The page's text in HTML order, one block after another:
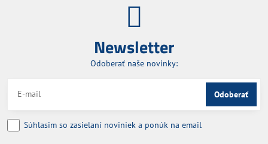
Newsletter
Odoberať naše novinky:
Odoberať
Súhlasim so zasielaní noviniek a ponúk na email